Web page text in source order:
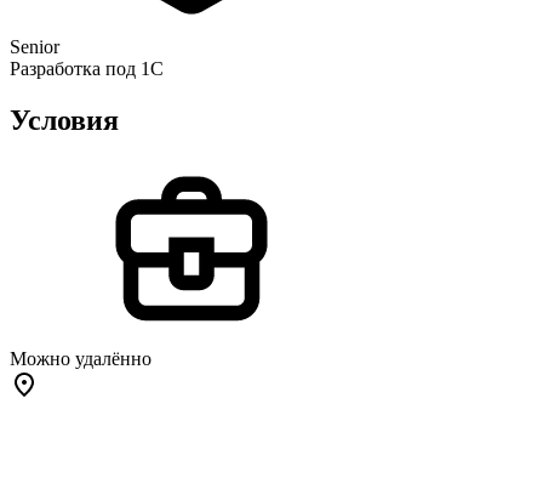
Senior
Разработка под 1С
Условия
Можно удалённо